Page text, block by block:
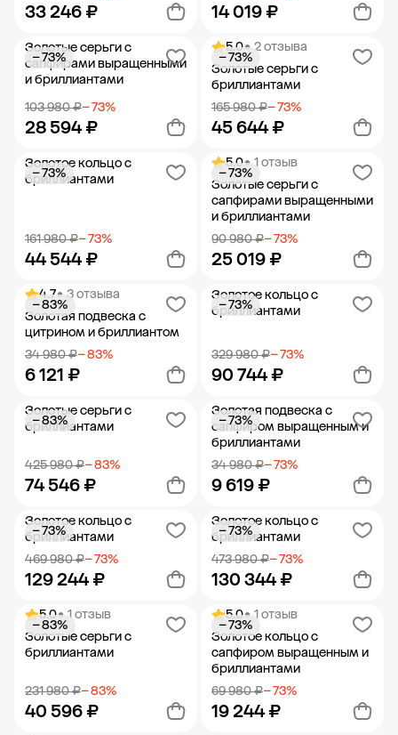
33 246 ₽
Добавить в корзину
14 019 ₽
Добавить в корзину
Золотые серьги с
сапфирами выращенными
и бриллиантами
103 980 ₽− 73%
28 594 ₽
− 73%
Добавить в корзину
5.0• 2 отзыва
Золотые серьги с
бриллиантами
165 980 ₽− 73%
45 644 ₽
− 73%
Добавить в корзину
Золотое кольцо с
бриллиантами
161 980 ₽− 73%
44 544 ₽
− 73%
Добавить в корзину
5.0• 1 отзыв
Золотые серьги с
сапфирами выращенными
и бриллиантами
90 980 ₽− 73%
25 019 ₽
− 73%
Добавить в корзину
4.7• 3 отзыва
Золотая подвеска с
цитрином и бриллиантом
34 980 ₽− 83%
6 121 ₽
− 83%
Добавить в корзину
Золотое кольцо с
бриллиантами
329 980 ₽− 73%
90 744 ₽
− 73%
Добавить в корзину
Золотые серьги с
бриллиантами
425 980 ₽− 83%
74 546 ₽
− 83%
Добавить в корзину
Золотая подвеска с
сапфиром выращенным и
бриллиантами
34 980 ₽− 73%
9 619 ₽
− 73%
Добавить в корзину
Золотое кольцо с
бриллиантами
469 980 ₽− 73%
129 244 ₽
− 73%
Добавить в корзину
Золотое кольцо с
бриллиантами
473 980 ₽− 73%
130 344 ₽
− 73%
Добавить в корзину
5.0• 1 отзыв
Золотые серьги с
бриллиантами
231 980 ₽− 83%
40 596 ₽
− 83%
5.0• 1 отзыв
Золотое кольцо с
сапфиром выращенным и
бриллиантами
69 980 ₽− 73%
19 244 ₽
− 73%